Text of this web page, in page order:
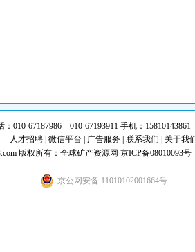
010-67187986 010-67193911 手机：15810143861
人才招聘 微信平台 广告服务 联系我们
关于我
版权所有：全球矿产资源网 京ICP备08010093号
京公网安备 11010102001664号